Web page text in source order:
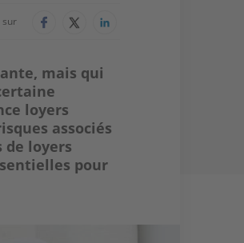
sur
mais qui
loyers
associés
de loyers
pour